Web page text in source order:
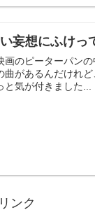
妄想にふけっ
画のピーターパン
曲があるんだけれ
と気が付きました...
ンク